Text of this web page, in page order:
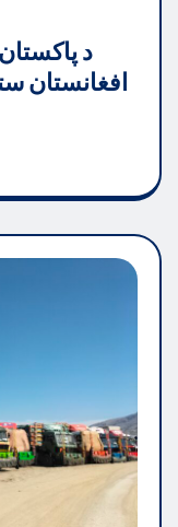
د
افغانستان